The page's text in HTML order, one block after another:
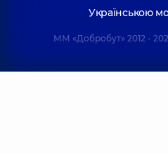
Українською
ММ «Добробут» 2012 -